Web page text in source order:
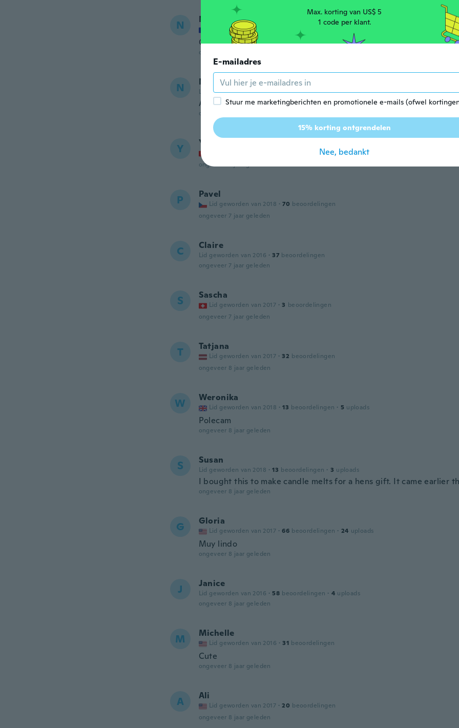
N Nicole
Lid geworden van 2017 beoordelingen
C'est bien c est marrant
ongeveer 7 jaar geleden
N Nichola
Lid geworden van 2015 · 55 beoordelingen · 15 uploads
Amazing looks just like the picture
ongeveer 7 jaar geleden
Y Yolanda
beoordelingen · 4 uploads
ongeveer 7 jaar geleden
P Pavel
Lid geworden van 2018 · 70 beoordelingen
ongeveer 7 jaar geleden
C Claire
Lid geworden van 2016 · 37 beoordelingen
ongeveer 7 jaar geleden
S Sascha
Lid geworden van 2017 · 3 beoordelingen
ongeveer 7 jaar geleden
T Tatjana
Lid geworden van 2017 · 32 beoordelingen
ongeveer 8 jaar geleden
W Weronika
Lid geworden van 2018 · 13 beoordelingen · 5 uploads
Polecam
ongeveer 8 jaar geleden
S Susan
Lid geworden van 2018 · 13 beoordelingen · 3 uploads
I bought this to make candle melts for a hens gift. It came earlier
ongeveer 8 jaar geleden
G Gloria
Lid geworden van 2017 · 66 beoordelingen · 24 uploads
Muy lindo
ongeveer 8 jaar geleden
J Janice
Lid geworden van 2016 · 58 beoordelingen · 4 uploads
ongeveer 8 jaar geleden
M Michelle
Lid geworden van 2016 · 31 beoordelingen
Cute
ongeveer 8 jaar geleden
A Ali
Lid geworden van 2017 · 20 beoordelingen
ongeveer 8 jaar geleden
Max. korting van US$ 5
1 code per klant.
E-mailadres
Stuur me marketingberichten en promotionele e-mails (ofwel
15% korting ontgrendelen
Nee, bedankt